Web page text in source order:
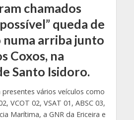
chamados
queda de
numa arriba junto
Coxos, na
Santo Isidoro.
vários veículos como
VCOT 02, VSAT 01, ABSC 03,
Marítima, a GNR da Ericeira e